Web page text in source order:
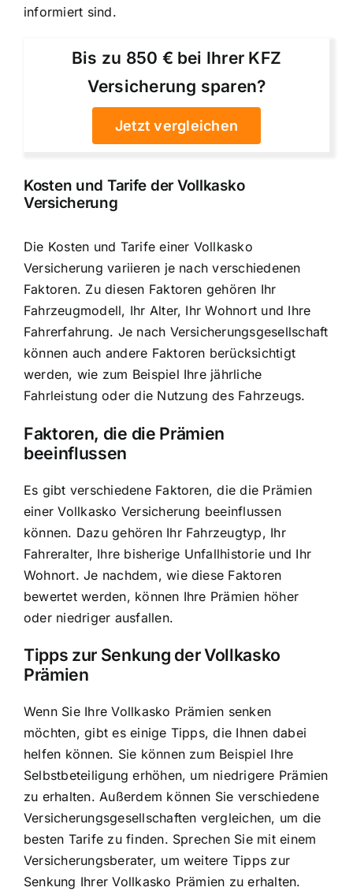
informiert sind.
Bis zu 850 € bei Ihrer KFZ
Versicherung sparen?
Jetzt vergleichen
Kosten und Tarife der Vollkasko
Versicherung
Die Kosten und Tarife einer Vollkasko
Versicherung variieren je nach verschiedenen
Faktoren. Zu diesen Faktoren gehören Ihr
Fahrzeugmodell, Ihr Alter, Ihr Wohnort und Ihre
Fahrerfahrung. Je nach Versicherungsgesellschaft
können auch andere Faktoren berücksichtigt
werden, wie zum Beispiel Ihre jährliche
Fahrleistung oder die Nutzung des Fahrzeugs.
Faktoren, die die Prämien
beeinflussen
Es gibt verschiedene Faktoren, die die Prämien
einer Vollkasko Versicherung beeinflussen
können. Dazu gehören Ihr Fahrzeugtyp, Ihr
Fahreralter, Ihre bisherige Unfallhistorie und Ihr
Wohnort. Je nachdem, wie diese Faktoren
bewertet werden, können Ihre Prämien höher
oder niedriger ausfallen.
Tipps zur Senkung der Vollkasko
Prämien
Wenn Sie Ihre Vollkasko Prämien senken
möchten, gibt es einige Tipps, die Ihnen dabei
helfen können. Sie können zum Beispiel Ihre
Selbstbeteiligung erhöhen, um niedrigere Prämien
zu erhalten. Außerdem können Sie verschiedene
Versicherungsgesellschaften vergleichen, um die
besten Tarife zu finden. Sprechen Sie mit einem
Versicherungsberater, um weitere Tipps zur
Senkung Ihrer Vollkasko Prämien zu erhalten.